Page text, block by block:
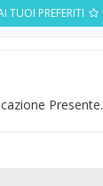
TUOI PREFERITI
Presente.